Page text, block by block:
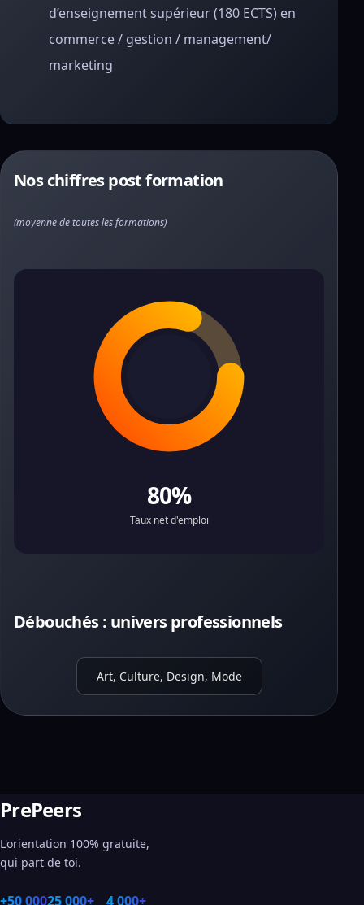
d’enseignement supérieur (180 ECTS) en
commerce / gestion / management/
marketing
Nos chiffres post formation
(moyenne de toutes les formations)
80%
Taux net d'emploi
Débouchés : univers professionnels
Art, Culture, Design, Mode
PrePeers
L'orientation 100% gratuite,
qui part de toi.
+50 00025 000+ 4 000+